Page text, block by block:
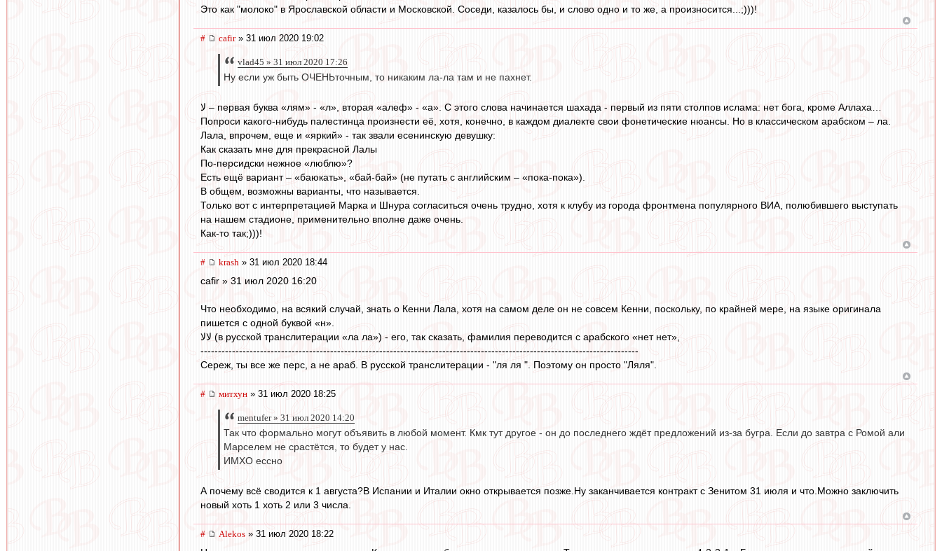
Это как "молоко" в Ярославской области и Московской. Соседи, казалось бы, и слово одно и то же, а произносится...;)))!
# cafir» 31 июл 2020 19:02
vlad45 » 31 июл 2020 17:26
Ну если уж быть ОЧЕНЬточным, то никаким ла-ла там и не пахнет.
لا – первая буква «лям» - «л», вторая «алеф» - «а». С этого слова начинается шахада - первый из пяти столпов ислама: нет бога, кроме Аллаха…
Попроси какого-нибудь палестинца произнести её, хотя, конечно, в каждом диалекте свои фонетические нюансы. Но в классическом арабском – ла.
Лала, впрочем, еще и «яркий» - так звали есенинскую девушку:
Как сказать мне для прекрасной Лалы
По-персидски нежное «люблю»?
Есть ещё вариант – «баюкать», «бай-бай» (не путать с английским – «пока-пока»).
В общем, возможны варианты, что называется.
Только вот с интерпретацией Марка и Шнура согласиться очень трудно, хотя к клубу из города фронтмена популярного ВИА, полюбившего выступать
на нашем стадионе, применительно вполне даже очень.
Как-то так;)))!
# krash » 31 июл 2020 18:44
cafir » 31 июл 2020 16:20
Что необходимо, на всякий случай, знать о Кенни Лала, хотя на самом деле он не совсем Кенни, поскольку, по крайней мере, на языке оригинала
пишется с одной буквой «н».
لالا (в русской транслитерации «ла ла») - его, так сказать, фамилия переводится с арабского «нет нет»,
-----------------------------------------------------------------------------------------------------------------------------
Сереж, ты все же перс, а не араб. В русской транслитерации - "ля ля ". Поэтому он просто "Ляля".
# митхун » 31 июл 2020 18:25
mentufer » 31 июл 2020 14:20
Так что формально могут объявить в любой момент. Кмк тут другое - он до последнего ждёт предложений из-за бугра. Если до завтра с Ромой али
Марселем не срастётся, то будет у нас.
ИМХО ессно
А почему всё сводится к 1 августа?В Испании и Италии окно открывается позже.Ну заканчивается контракт с Зенитом 31 июля и что.Можно заключить
новый хоть 1 хоть 2 или 3 числа.
# Alekos » 31 июл 2020 18:22